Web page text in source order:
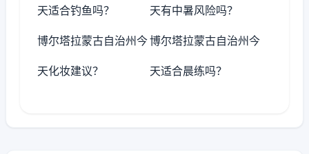
天适合钓鱼吗？ 天有中暑风险吗？
博尔塔拉蒙古自治州今
天化妆建议？
博尔塔拉蒙古自治州今
天适合晨练吗？